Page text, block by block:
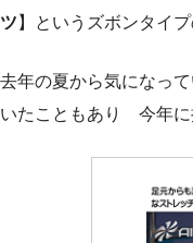
ツ 】というズボンタイ
去年の夏から気になっ
いたこともあり 今年に